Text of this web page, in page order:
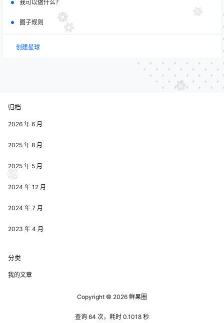
我可以做什么？
圈子规则
创建星球
归档
2026 年 6 月
2025 年 8 月
2025 年 5 月
2024 年 12 月
2024 年 7 月
2023 年 4 月
分类
我的文章
Copyright © 2026 鲜果圈
查询 64 次，耗时 0.1018 秒